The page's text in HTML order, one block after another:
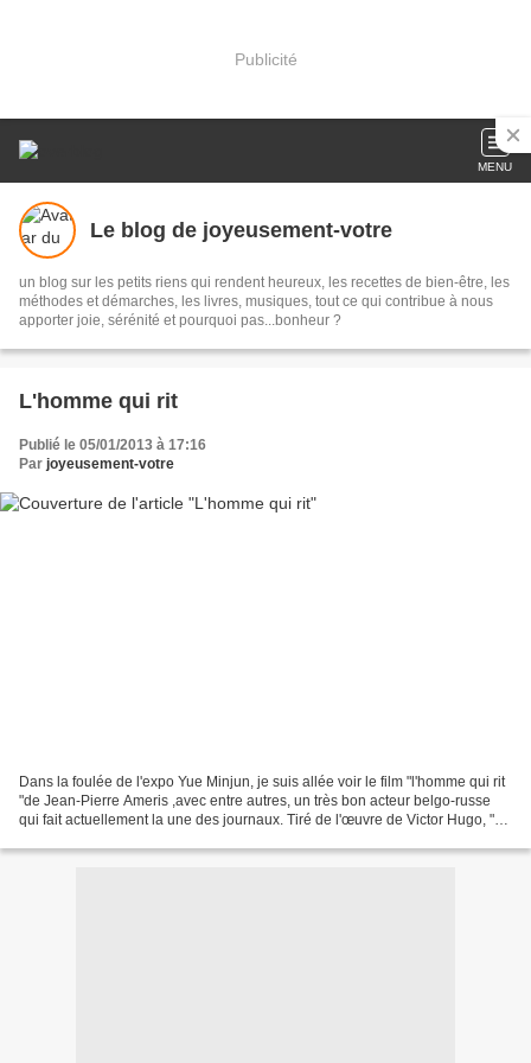
Publicité
MENU
Le blog de joyeusement-votre
un blog sur les petits riens qui rendent heureux, les recettes de bien-être, les
méthodes et démarches, les livres, musiques, tout ce qui contribue à nous
apporter joie, sérénité et pourquoi pas...bonheur ?
L'homme qui rit
Publié le 05/01/2013 à 17:16
Par joyeusement-votre
Dans la foulée de l'expo Yue Minjun, je suis allée voir le film "l'homme qui rit
"de Jean-Pierre Ameris ,avec entre autres, un très bon acteur belgo-russe
qui fait actuellement la une des journaux. Tiré de l'œuvre de Victor Hugo, "